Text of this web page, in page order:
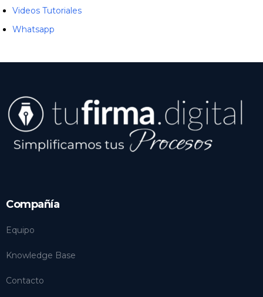
Videos Tutoriales
Whatsapp
Compañía
Equipo
Knowledge Base
Contacto